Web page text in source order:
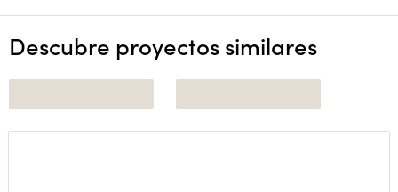
Descubre proyectos similares